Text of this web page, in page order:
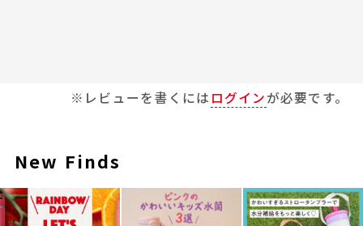
※レビューを書くには ログインが必要です。
New Finds